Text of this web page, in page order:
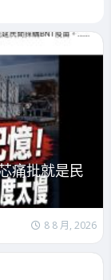
痛批就是民
8 8 月, 2026